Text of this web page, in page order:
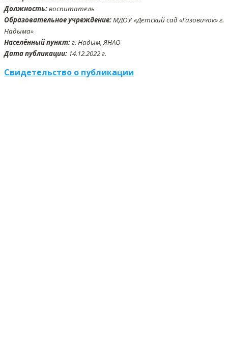
Должность:воспитатель
Образовательное учреждение:МДОУ «Детский сад «Газовичок» г.
Надыма»
Населённый пункт:г. Надым, ЯНАО
Дата публикации: 14.12.2022 г.
Свидетельство о публикации